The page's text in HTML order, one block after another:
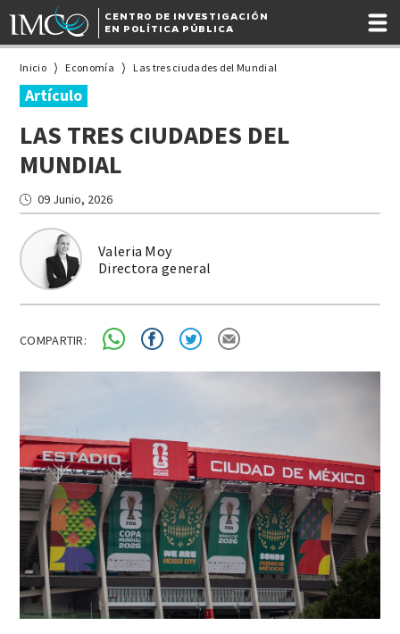
CENTRO DE INVESTIGACIÓN
EN POLÍTICA PÚBLICA
Inicio Economía Las tres ciudades del Mundial
Artículo
LAS TRES CIUDADES DEL
MUNDIAL
Valeria Moy
Directora general
09 Junio, 2026
COMPARTIR: